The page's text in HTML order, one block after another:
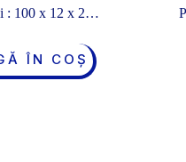
: 100 x 12 x 2…
ÎN COȘ